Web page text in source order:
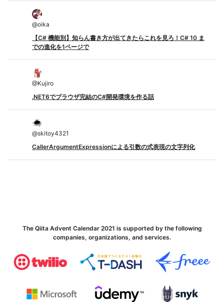
@oika
【C# 機能別】知らん書き方が出てきたらこれを見ろ！C# 10 ま
での進化を1ページで
@Kujiro
.NET6でブラウザ完結のC#開発環境を作る話
@skitoy4321
CallerArgumentExpressionによる引数の式表現の文字列化
The Qiita Advent Calendar 2021 is supported by the following
companies, organizations, and services.